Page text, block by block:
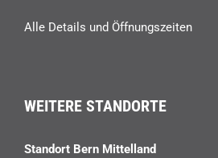
Alle Details und Öffnungszeiten
WEITERE STANDORTE
Standort Bern Mittelland